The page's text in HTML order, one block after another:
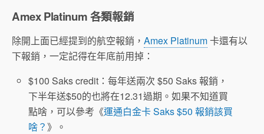
Amex Platinum 各類報銷
除開上面已經提到的航空報銷， Amex Platinum卡還有以
下報銷，一定記得在年底前用掉：
$100 Saks credit：每年送兩次 $50 Saks 報銷，
下半年送$50的也將在12.31過期。如果不知道買
點啥，可以參考《運通白金卡 Saks $50 報銷該買
啥？》。